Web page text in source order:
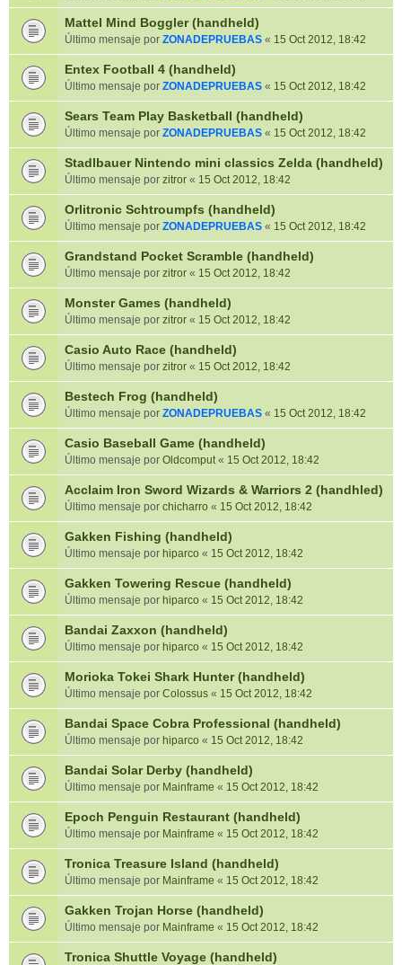
Mattel Mind Boggler (handheld)
Último mensaje por ZONADEPRUEBAS « 15 Oct 2012, 18:42
Entex Football 4 (handheld)
Último mensaje por ZONADEPRUEBAS « 15 Oct 2012, 18:42
Sears Team Play Basketball (handheld)
Último mensaje por ZONADEPRUEBAS « 15 Oct 2012, 18:42
Stadlbauer Nintendo mini classics Zelda (handheld)
Último mensaje por zitror « 15 Oct 2012, 18:42
Orlitronic Schtroumpfs (handheld)
Último mensaje por ZONADEPRUEBAS « 15 Oct 2012, 18:42
Grandstand Pocket Scramble (handheld)
Último mensaje por zitror « 15 Oct 2012, 18:42
Monster Games (handheld)
Último mensaje por zitror « 15 Oct 2012, 18:42
Casio Auto Race (handheld)
Último mensaje por zitror « 15 Oct 2012, 18:42
Bestech Frog (handheld)
Último mensaje por ZONADEPRUEBAS « 15 Oct 2012, 18:42
Casio Baseball Game (handheld)
Último mensaje por Oldcomput« 15 Oct 2012, 18:42
Acclaim Iron Sword Wizards & Warriors 2 (handhled)
Último mensaje por chicharro « 15 Oct 2012, 18:42
Gakken Fishing (handheld)
Último mensaje por hiparco « 15 Oct 2012, 18:42
Gakken Towering Rescue (handheld)
Último mensaje por hiparco « 15 Oct 2012, 18:42
Bandai Zaxxon (handheld)
Último mensaje por hiparco « 15 Oct 2012, 18:42
Morioka Tokei Shark Hunter (handheld)
Último mensaje por Colossus « 15 Oct 2012, 18:42
Bandai Space Cobra Professional (handheld)
Último mensaje por hiparco « 15 Oct 2012, 18:42
Bandai Solar Derby (handheld)
Último mensaje por Mainframe « 15 Oct 2012, 18:42
Epoch Penguin Restaurant (handheld)
Último mensaje por Mainframe « 15 Oct 2012, 18:42
Tronica Treasure Island (handheld)
Último mensaje por Mainframe « 15 Oct 2012, 18:42
Gakken Trojan Horse (handheld)
Último mensaje por Mainframe « 15 Oct 2012, 18:42
Tronica Shuttle Voyage (handheld)